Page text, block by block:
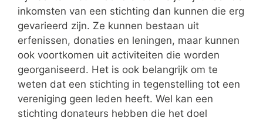
inkomsten van een stichting dan kunnen die erg
gevarieerd zijn. Ze kunnen bestaan uit
erfenissen, donaties en leningen, maar kunnen
ook voortkomen uit activiteiten die worden
georganiseerd. Het is ook belangrijk om te
weten dat een stichting in tegenstelling tot een
vereniging geen leden heeft. Wel kan een
stichting donateurs hebben die het doel